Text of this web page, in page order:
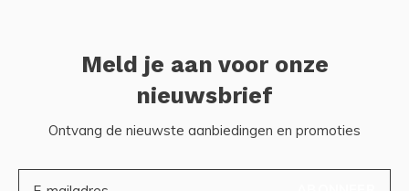
Meld je aan voor onze
nieuwsbrief
Ontvang de nieuwste aanbiedingen en promoties